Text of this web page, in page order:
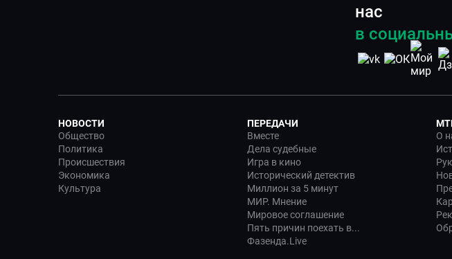
нас
в
НОВОСТИ
Общество
Политика
Происшествия
Экономика
Культура
ПЕРЕДАЧИ
Вместе
Дела судебные
Игра в кино
Исторический детектив
Миллион за 5 минут
МИР. Мнение
Мировое соглашение
Пять причин поехать в...
Фазенда.Live
О